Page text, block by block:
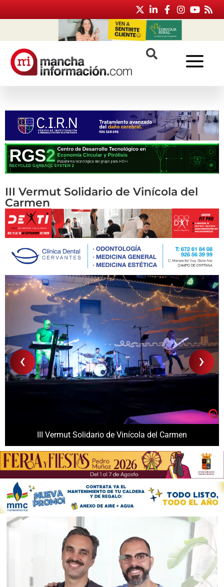
III Vermut Solidario de Vinícola del
Carmen
‹ ›
III Vermut Solidario de Vinícola del Carmen